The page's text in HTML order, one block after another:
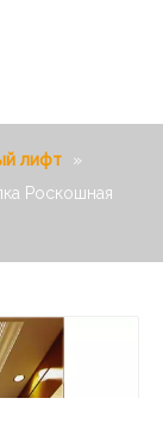
лифт
»
Роскошная